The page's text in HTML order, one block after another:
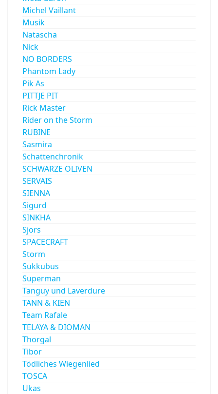
Michel Vaillant
Musik
Natascha
Nick
NO BORDERS
Phantom Lady
Pik As
PITTJE PIT
Rick Master
Rider on the Storm
RUBINE
Sasmira
Schattenchronik
SCHWARZE OLIVEN
SERVAIS
SIENNA
Sigurd
SINKHA
Sjors
SPACECRAFT
Storm
Sukkubus
Superman
Tanguy und Laverdure
TANN & KIEN
Team Rafale
TELAYA & DIOMAN
Thorgal
Tibor
Tödliches Wiegenlied
TOSCA
Ukas